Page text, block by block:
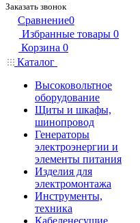
Заказать звонок
Сравнение0
Избранные товары 0
Корзина 0
Каталог
Высоковольтное
оборудование
Щиты и шкафы,
шинопровод
Генераторы
электроэнергии и
элементы питания
Изделия для
электромонтажа
Инструменты,
техника
Кабеленесущие